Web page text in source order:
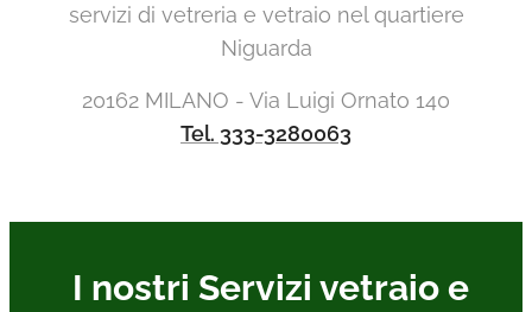
servizi di vetreria e vetraio nel quartiere
Niguarda
20162 MILANO - Via Luigi Ornato 140
Tel. 333-3280063
I nostri Servizi vetraio e